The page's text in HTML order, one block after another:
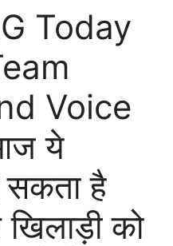
Today
Voice
ये
सकता है
को